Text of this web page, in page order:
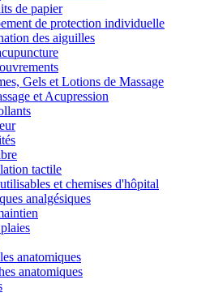
de papier
de protection individuelle
des aiguilles
Gels et Lotions de Massage
et Acupression
tactile
et chemises d'hôpital
analgésiques
anatomiques
anatomiques